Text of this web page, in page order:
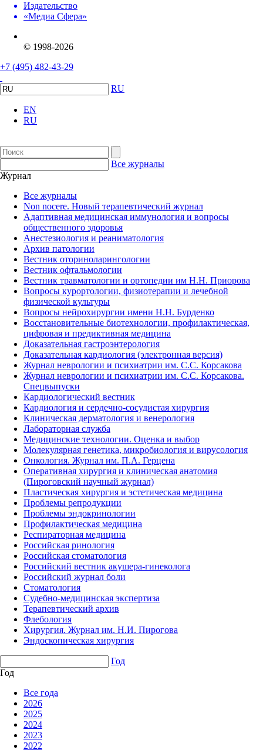
Издательство
«Медиа Сфера»
© 1998-2026
+7 (495) 482-43-29
RU
EN
RU
Все журналы
Журнал
Все журналы
Non nocere. Новый терапевтический журнал
Адаптивная медицинская иммунология и вопросы
общественного здоровья
Анестезиология и реаниматология
Архив патологии
Вестник оториноларингологии
Вестник офтальмологии
Вестник травматологии и ортопедии им Н.Н. Приорова
Вопросы курортологии, физиотерапии и лечебной
физической культуры
Вопросы нейрохирургии имени Н.Н. Бурденко
Восстановительные биотехнологии, профилактическая,
цифровая и предиктивная медицина
Доказательная гастроэнтерология
Доказательная кардиология (электронная версия)
Журнал неврологии и психиатрии им. С.С. Корсакова
Журнал неврологии и психиатрии им. С.С. Корсакова.
Спецвыпуски
Кардиологический вестник
Кардиология и сердечно-сосудистая хирургия
Клиническая дерматология и венерология
Лабораторная служба
Медицинские технологии. Оценка и выбор
Молекулярная генетика, микробиология и вирусология
Онкология. Журнал им. П.А. Герцена
Оперативная хирургия и клиническая анатомия
(Пироговский научный журнал)
Пластическая хирургия и эстетическая медицина
Проблемы репродукции
Проблемы эндокринологии
Профилактическая медицина
Респираторная медицина
Российская ринология
Российская стоматология
Российский вестник акушера-гинеколога
Российский журнал боли
Стоматология
Судебно-медицинская экспертиза
Терапевтический архив
Флебология
Хирургия. Журнал им. Н.И. Пирогова
Эндоскопическая хирургия
Год
Год
Все года
2026
2025
2024
2023
2022